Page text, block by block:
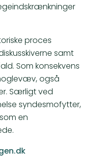
proces
samt
Som konsekvens
også
Særligt ved
syndesmofytter,
en